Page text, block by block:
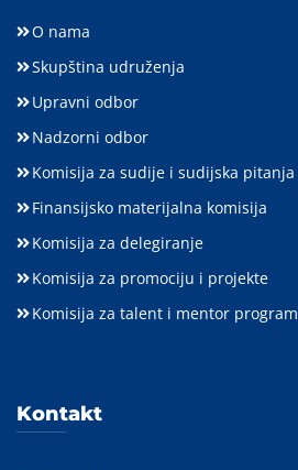
O nama
Skupština udruženja
Upravni odbor
Nadzorni odbor
Komisija za sudije i sudijska pitanja
Finansijsko materijalna komisija
Komisija za delegiranje
Komisija za promociju i projekte
Komisija za talent i mentor program
Kontakt